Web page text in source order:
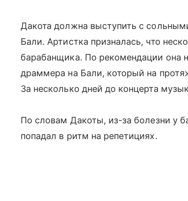
Дакота должна выступить с
Бали. Артистка призналась, что
барабанщика. По рекомендации она
драммера на Бали, который на
За несколько дней до концерта
По словам Дакоты, из-за болезни у
попадал в ритм на репетициях.